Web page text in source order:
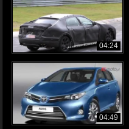
04:24
04:49